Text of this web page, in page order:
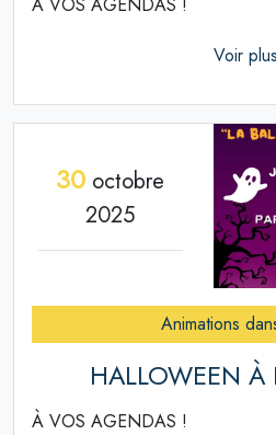
Voir plus
30 octobre
2025
Animations
HALLOWEEN À
À VOS AGENDAS !